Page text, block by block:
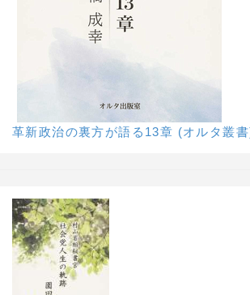
革新政治の裏方が語る13章 (オルタ叢